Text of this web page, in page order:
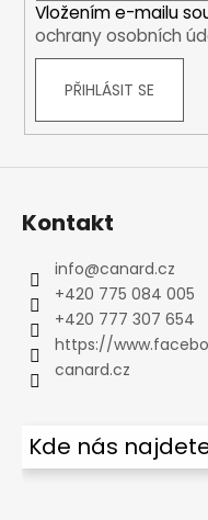
Vložením e-mailu
ochrany osobních
PŘIHLÁSIT SE
Kontakt
info@canard.cz
+420 775 084 005
+420 777 307 654
https://
canard.cz
Kde nás